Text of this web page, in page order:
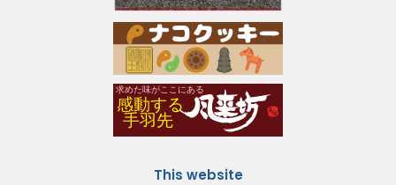
This website